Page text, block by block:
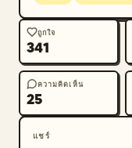
ถูกใจ
341
ความคิดเห็น
25
แชร์